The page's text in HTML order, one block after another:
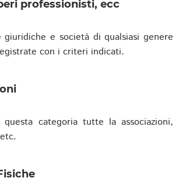
professionisti, ecc
e società di qualsiasi genere
con i criteri indicati.
questa categoria tutte la associazioni,